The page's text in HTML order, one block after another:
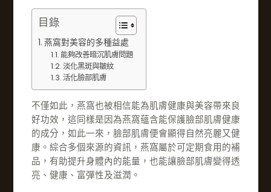
目錄
燕窩對美容的多種益處
能夠改善暗沉肌膚問題
淡化黑斑與皺紋
活化臉部肌膚
不僅如此，燕窩也被相信能為肌膚健康與美容帶來良
好功效，這同樣是因為燕窩蘊含能保護臉部肌膚健康
的成分，如此一來，臉部肌膚便會顯得自然亮麗又健
康。綜合多個來源的資訊，燕窩屬於可定期食用的補
品，有助提升身體內的能量，也能讓臉部肌膚變得透
亮、健康、富彈性及滋潤。